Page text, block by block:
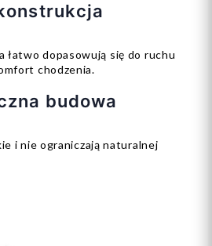
łatwo dopasowują się do ruchu
chodzenia.
budowa
i nie ograniczają naturalnej